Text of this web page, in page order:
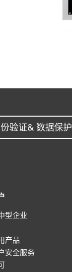
验证& 数据保护
型企业
产品
安全服务